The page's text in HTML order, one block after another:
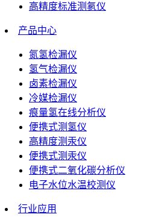
高精度标准测氡仪
产品中心
氮氢检漏仪
氢气检漏仪
卤素检漏仪
冷媒检漏仪
痕量氢在线分析仪
便携式测氢仪
高精度测汞仪
便携式测汞仪
便携式二氧化碳分析仪
电子水位水温校测仪
行业应用